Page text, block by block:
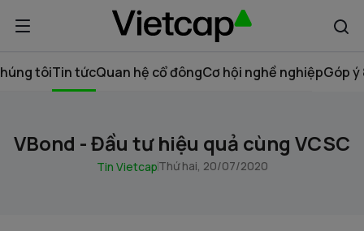
tôiTin tứcQuan hệ cổ đôngCơ hội nghề nghiệpGóp ý
VBond - Đầu tư hiệu quả cùng VCSC
Tin VietcapThứ hai, 20/07/2020